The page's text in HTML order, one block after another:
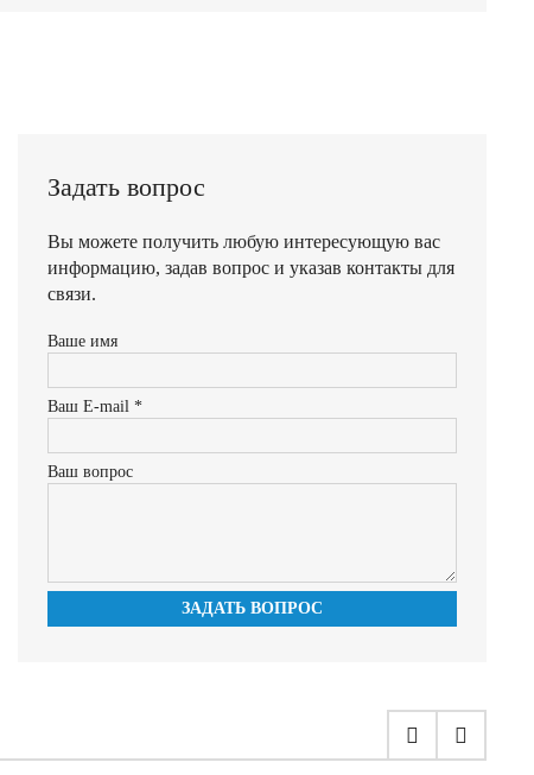
Задать вопрос
Вы можете получить любую интересующую вас
информацию, задав вопрос и указав контакты для
связи.
Ваше имя
Ваш E-mail *
Ваш вопрос
ЗАДАТЬ ВОПРОС